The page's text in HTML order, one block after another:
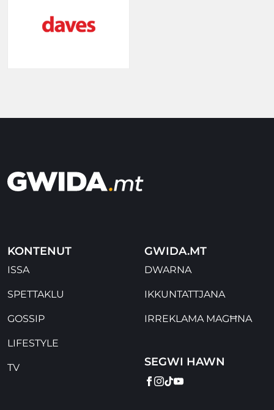
KONTENUT
ISSA
SPETTAKLU
GOSSIP
LIFESTYLE
TV
GWIDA.MT
DWARNA
IKKUNTATTJANA
IRREKLAMA MAGĦNA
SEGWI HAWN
FACEBOOK
INSTAGRAM
TIKTOK
YOUTUBE